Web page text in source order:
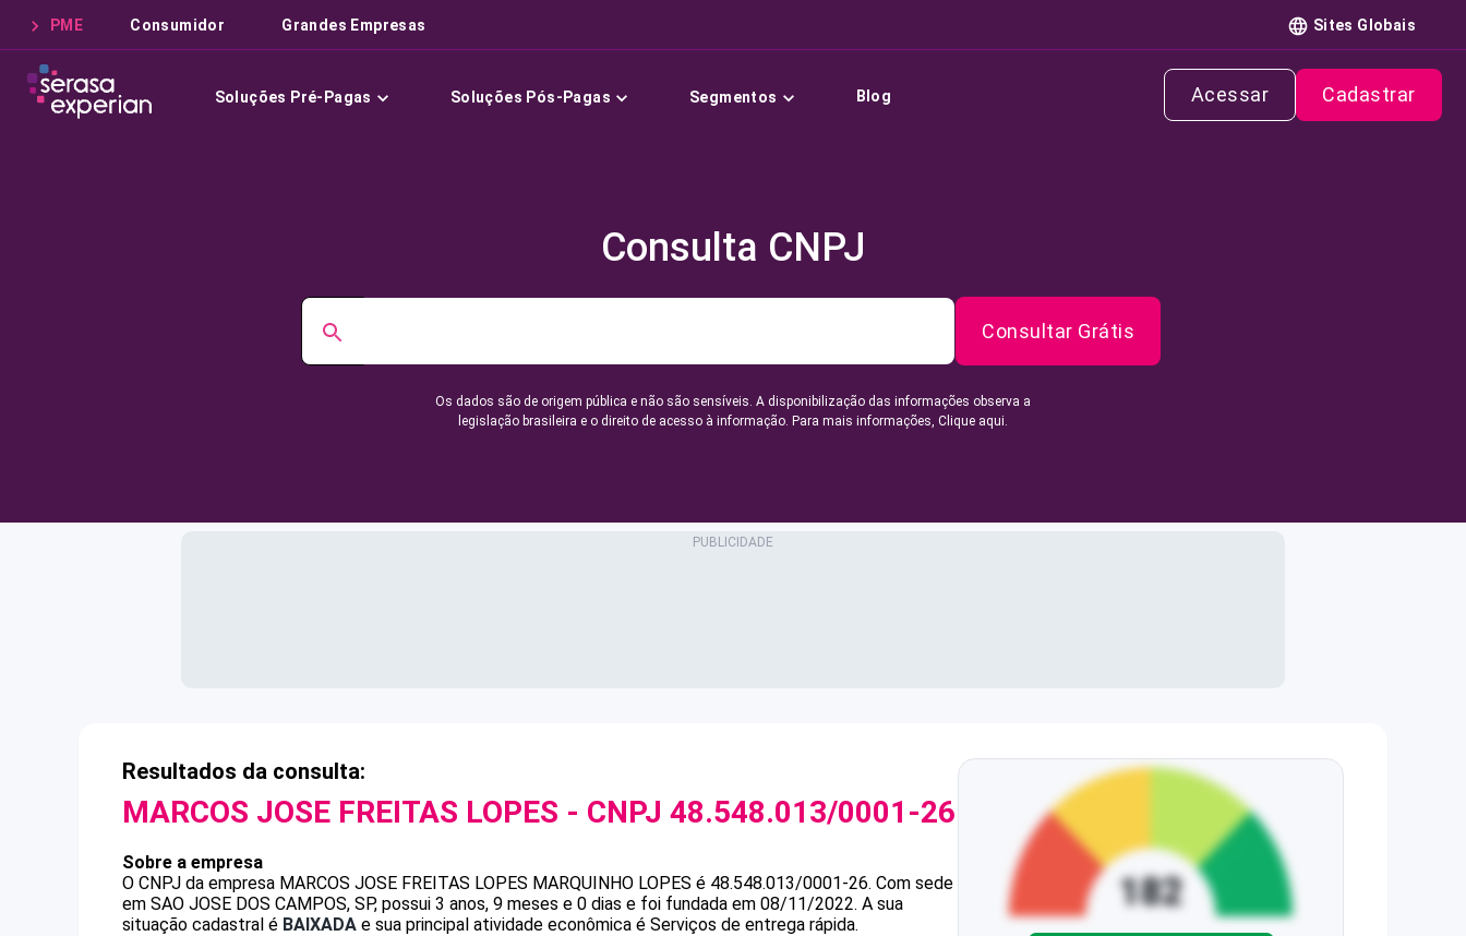
PME Consumidor Grandes Empresas Sites Globais
Soluções Pré-Pagas Soluções Pós-Pagas Segmentos Blog Acessar Cadastrar
Consulta CNPJ
Consultar Grátis
Os dados são de origem pública e não são sensíveis. A disponibilização das informações observa a
legislação brasileira e o direito de acesso à informação. Para mais informações, Clique aqui.
Resultados da consulta:
MARCOS JOSE FREITAS LOPES - CNPJ 48.548.013/0001-26
Sobre a empresa
O CNPJ da empresa MARCOS JOSE FREITAS LOPES MARQUINHO LOPES é 48.548.013/0001-26. Com sede
em SAO JOSE DOS CAMPOS, SP, possui 3 anos, 9 meses e 0 dias e foi fundada em 08/11/2022. A sua
situação cadastral é BAIXADA e sua principal atividade econômica é Serviços de entrega rápida.